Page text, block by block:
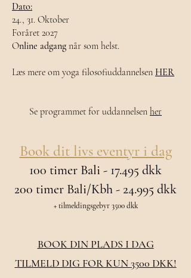
Dato:
24., 31. Oktober
Foråret 2027
Online adgang når som helst.
Læs mere om yoga filosofiuddannelsen HER
Se programmet for uddannelsen her
Book dit livs eventyr i dag
100 timer Bali - 17.495 dkk
200 timer Bali/Kbh - 24.995 dkk
+ tilmeldingsgebyr 3500 dkk
BOOK DIN PLADS I DAG
TILMELD DIG FOR KUN 3500 DKK!